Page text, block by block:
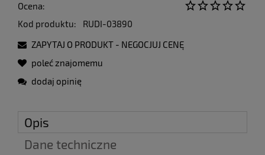
Ocena:
Kod produktu:
RUDI-03890
ZAPYTAJ O PRODUKT - NEGOCJUJ CENĘ
poleć znajomemu
dodaj opinię
Opis
Dane techniczne